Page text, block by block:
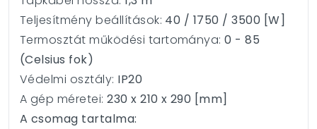
Teljesítmény beállítások: 40 / 1750 / 3500 [W]
Termosztát működési tartománya: 0 - 85
(Celsius fok)
Védelmi osztály: IP20
A gép méretei: 230 x 210 x 290 [mm]
A csomag tartalma: